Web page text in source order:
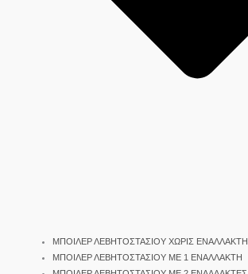
ΜΠΟΙΛΕΡ ΛΕΒΗΤΟΣΤΑΣΙΟΥ ΧΩΡΙΣ ΕΝΑΛΛΑΚΤΗ
ΜΠΟΙΛΕΡ ΛΕΒΗΤΟΣΤΑΣΙΟΥ ΜΕ 1 ΕΝΑΛΛΑΚΤΗ